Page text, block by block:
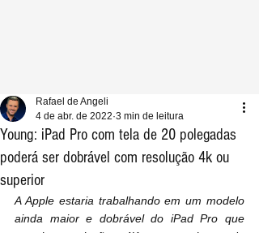
Young: iPad Pro com tela de 20 polegadas
poderá ser dobrável com resolução 4k ou
superior
Rafael de Angeli
4 de abr. de 2022 3 min de leitura
A Apple estaria trabalhando em um modelo
ainda maior e dobrável do iPad Pro que